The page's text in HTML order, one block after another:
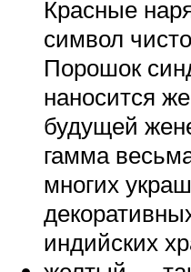
Красные
символ
Порошок
наносится
будущей
гамма
многих
индийских